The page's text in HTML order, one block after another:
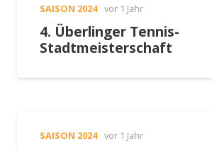
SAISON 2024 vor 1 Jahr
4. Überlinger Tennis-
Stadtmeisterschaft
SAISON 2024 vor 1 Jahr